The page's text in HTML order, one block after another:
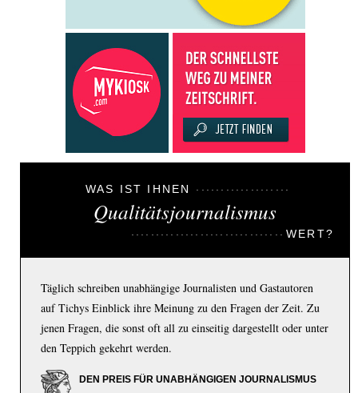
WAS IST IHNEN
Qualitätsjournalismus
WERT?
Täglich schreiben unabhängige Journalisten und Gastautoren
auf Tichys Einblick ihre Meinung zu den Fragen der Zeit. Zu
jenen Fragen, die sonst oft all zu einseitig dargestellt oder unter
den Teppich gekehrt werden.
DEN PREIS FÜR UNABHÄNGIGEN JOURNALISMUS